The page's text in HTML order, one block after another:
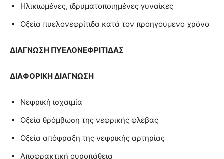
Ηλικιωμένες, ιδρυματοποιημένες γυναίκες
Οξεία πυελονεφρίτιδα κατά τον προηγούμενο χρόνο
ΔΙΑΓΝΩΣΗ ΠΥΕΛΟΝΕΦΡΙΤΙΔΑΣ
ΔΙΑΦΟΡΙΚΗ ΔΙΑΓΝΩΣΗ
Νεφρική ισχαιμία
Οξεία θρόμβωση της νεφρικής φλέβας
Οξεία απόφραξη της νεφρικής αρτηρίας
Αποφρακτική ουροπάθεια